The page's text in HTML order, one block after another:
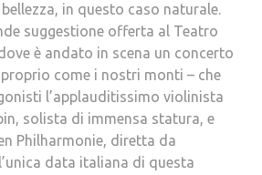
in questo caso naturale.
suggestione offerta al Teatro
è andato in scena un concerto
come i nostri monti – che
l’applauditissimo violinista
solista di immensa statura, e
Philharmonie, diretta da
data italiana di questa